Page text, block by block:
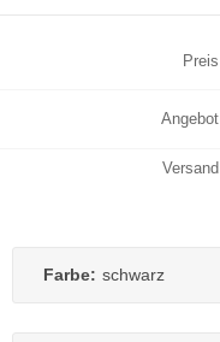
Preis
Angebot
Versand
Farbe: schwarz